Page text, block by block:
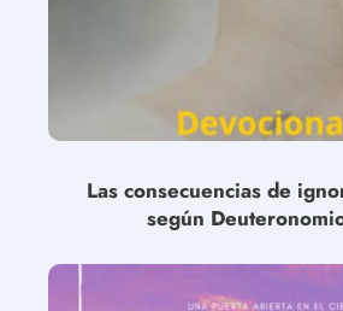
Las consecuencias de
según